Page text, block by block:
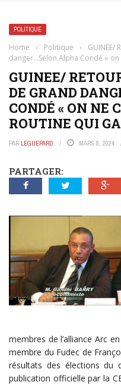
POLITIQUE
Home › Politique ›
GUINEE/
danger…Selon Alpha Condé «
GUINEE/
DE GRAND
CONDÉ « ON NE
ROUTINE QUI
PAR LEGUEPARD MARS 8, 2024
PARTAGER:
membres de l’alliance Arc
membre du Fudec de
résultats des élections du
publication officielle par la